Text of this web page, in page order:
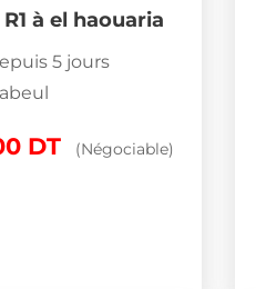
à el haouaria
5 jours
DT (Négociable)